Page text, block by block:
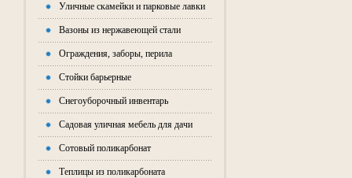
Уличные скамейки и парковые лавки
Вазоны из нержавеющей стали
Ограждения, заборы, перила
Стойки барьерные
Снегоуборочный инвентарь
Садовая уличная мебель для дачи
Сотовый поликарбонат
Теплицы из поликарбоната